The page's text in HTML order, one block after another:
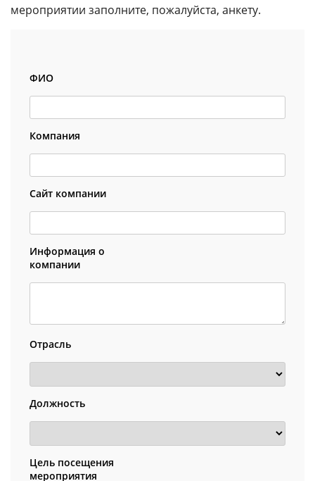
мероприятии заполните, пожалуйста, анкету.
ФИО
Компания
Сайт компании
Информация о
компании
Отрасль
Должность
Цель посещения
мероприятия